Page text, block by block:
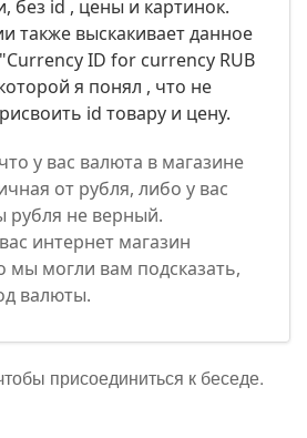
без id , цены и картинок.
также выскакивает данное
ID for currency RUB
я понял , что не
id товару и цену.
у вас валюта в магазине
от рубля, либо у вас
рубля не верный.
интернет магазин
мы могли вам подсказать,
валюты.
присоединиться к беседе.